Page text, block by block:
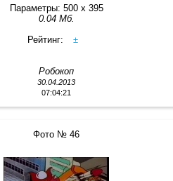
Параметры: 500 x 395
0.04 Мб.
Рейтинг:
±
Робокоп
30.04.2013
07:04:21
Фото № 46